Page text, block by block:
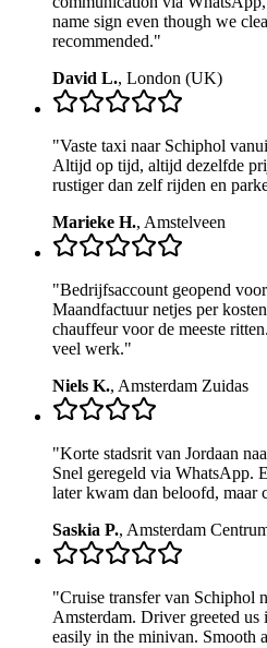
name sign even though we
recommended."
David L., London (UK)
"Vaste taxi naar Schiphol
Altijd op tijd, altijd dezelfde
rustiger dan zelf rijden en
Marieke H., Amstelveen
"Bedrijfsaccount geopend
Maandfactuur netjes per
chauffeur voor de meeste
veel werk."
Niels K., Amsterdam Zuidas
"Korte stadsrit van Jordaan
Snel geregeld via WhatsApp.
later kwam dan beloofd, maar
Saskia P., Amsterdam
"Cruise transfer van Schiphol
Amsterdam. Driver greeted us
easily in the minivan. Smooth